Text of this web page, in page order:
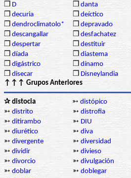
❒ D ❒ danta
❒ decuria ❒ deíctico
❒ dendroclimatolo* ❒ depravado
❒ descangallar ❒ desfachatez
❒ despertar ❒ destituir
❒ díada ❒ diastema
❒ digástrico ❒ dínamo
❒ disecar ❒ Disneylandia
↑↑↑ Grupos Anteriores
✰ distocia ➳ distópico
➳ distrito ➳ distrofia
➳ ditirambo ➳ DIU
➳ diurético ➳ diva
➳ divergente ➳ diversidad
➳ dividir ➳ divieso
➳ divorcio ➳ divulgación
➳ doblar ➳ doblegar